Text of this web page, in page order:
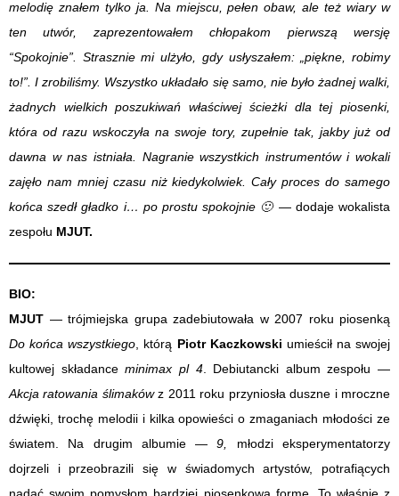
melodię znałem tylko ja. Na miejscu, pełen obaw, ale też wiary w
ten utwór, zaprezentowałem chłopakom pierwszą wersję
“Spokojnie”. Strasznie mi ulżyło, gdy usłyszałem: „piękne, robimy
to!”. I zrobiliśmy. Wszystko układało się samo, nie było żadnej walki,
żadnych wielkich poszukiwań właściwej ścieżki dla tej piosenki,
która od razu wskoczyła na swoje tory, zupełnie tak, jakby już od
dawna w nas istniała. Nagranie wszystkich instrumentów i wokali
zajęło nam mniej czasu niż kiedykolwiek. Cały proces do samego
końca szedł gładko i… po prostu spokojnie 🙂— dodaje wokalista
zespołu MJUT.
BIO:
MJUT — trójmiejska grupa zadebiutowała w 2007 roku piosenką
Do końca wszystkiego, którą Piotr Kaczkowski umieścił na swojej
kultowej składanceminimax pl 4. Debiutancki album zespołu —
Akcja ratowania ślimakówz 2011 roku przyniosła duszne i mroczne
dźwięki, trochę melodii i kilka opowieści o zmaganiach młodości ze
światem. Na drugim albumie —9, młodzi eksperymentatorzy
dojrzeli i przeobrazili się w świadomych artystów, potrafiących